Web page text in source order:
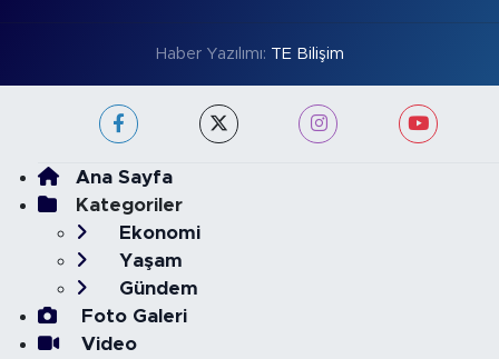
Haber Yazılımı: TE Bilişim
Ana Sayfa
Kategoriler
Ekonomi
Yaşam
Gündem
Foto Galeri
Video